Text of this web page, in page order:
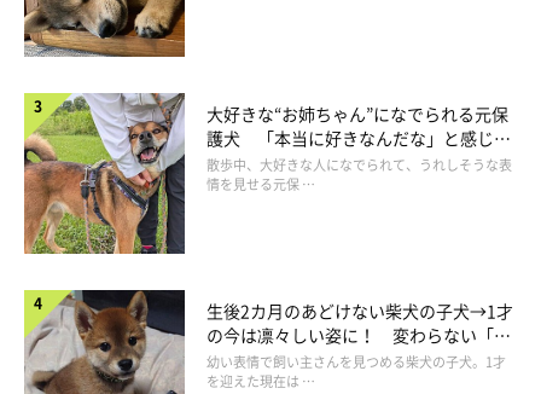
大好きな“お姉ちゃん”になでられる元保
護犬 「本当に好きなんだな」と感じる
表情にほっこり
散歩中、大好きな人になでられて、うれしそうな表
情を見せる元保 …
生後2カ月のあどけない柴犬の子犬→1才
の今は凛々しい姿に！ 変わらない「く
りくりおめめ」にもほっこり
幼い表情で飼い主さんを見つめる柴犬の子犬。1才
を迎えた現在は …